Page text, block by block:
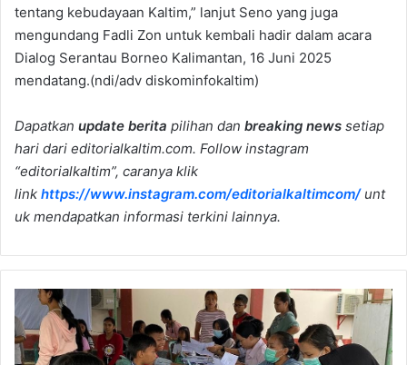
tentang kebudayaan Kaltim,” lanjut Seno yang juga
mengundang Fadli Zon untuk kembali hadir dalam acara
Dialog Serantau Borneo Kalimantan, 16 Juni 2025
mendatang.(ndi/adv diskominfokaltim)
Dapatkan update berita pilihan dan breaking news setiap
hari dari editorialkaltim.com. Follow instagram
“editorialkaltim”, caranya klik
link https://www.instagram.com/editorialkaltimcom/unt
uk mendapatkan informasi terkini lainnya.
Remaja
Loa
Duri
Ulu